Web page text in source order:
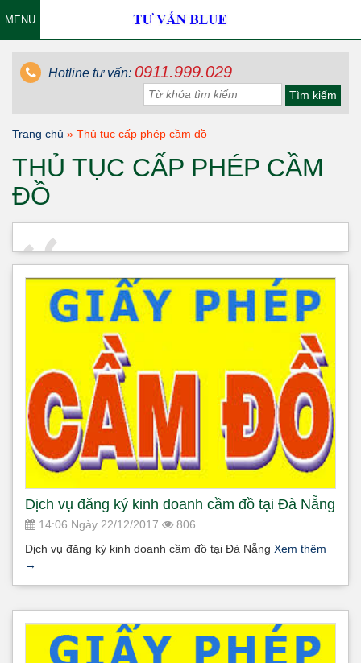
MENU
Hotline tư vấn: 0911.999.029
Trang chủ » Thủ tục cấp phép cầm đồ
THỦ TỤC CẤP PHÉP CẦM
ĐỒ
Dịch vụ đăng ký kinh doanh cầm đồ tại Đà Nẵng
14:06 Ngày 22/12/2017
806
Dịch vụ đăng ký kinh doanh cầm đồ tại Đà Nẵng Xem thêm
→